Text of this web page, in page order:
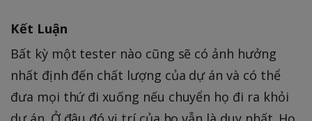
Kết Luận
Bất kỳ một tester nào cũng sẽ có ảnh hưởng
nhất định đến chất lượng của dự án và có thể
đưa mọi thứ đi xuống nếu chuyển họ đi ra khỏi